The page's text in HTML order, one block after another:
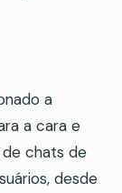
a
a cara e
chats de
desde